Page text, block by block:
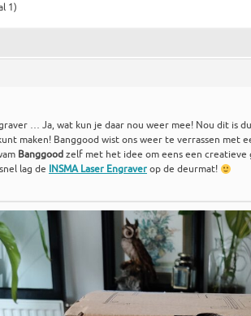
1)
… Ja, wat kun je daar nou weer mee! Nou dit is
maken! Banggood wist ons weer te verrassen
Banggoodzelf met het idee om eens een
lag de INSMA Laser Engraverop de deurmat!